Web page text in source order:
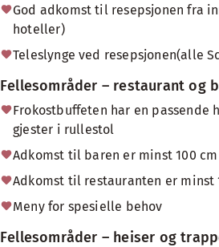
God adkomst til resepsjonen fra
hoteller)
Teleslynge ved resepsjonen(alle
Fellesområder – restaurant og
Frokostbuffeten har en passende
gjester i rullestol
Adkomst til baren er minst 100
Adkomst til restauranten er minst
Meny for spesielle behov
Fellesområder – heiser og